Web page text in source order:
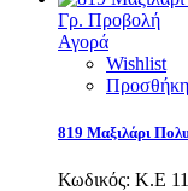
Γρ. Προβολή
Αγορά
Wishlist
Προσθήκη
819 Μαξιλάρι
Κωδικός: Κ.Ε